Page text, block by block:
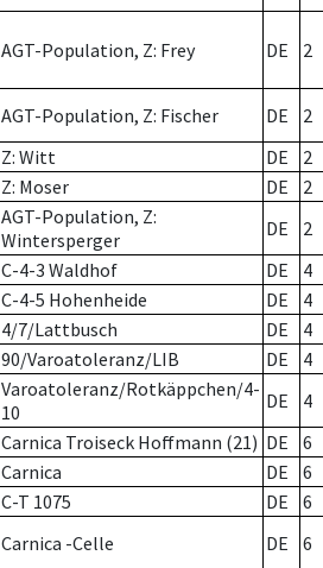
AGT-Population, Z: Frey DE 2
AGT-Population, Z: Fischer DE 2
Z: Witt DE 2
Z: Moser DE 2
AGT-Population, Z:
Wintersperger
DE 2
C-4-3 Waldhof DE 4
C-4-5 Hohenheide DE 4
4/7/Lattbusch DE 4
90/Varoatoleranz/LIB DE 4
Varoatoleranz/Rotkäppchen/4-
10
DE 4
Carnica Troiseck Hoffmann (21) DE 6
Carnica DE 6
C-T 1075 DE 6
Carnica -Celle DE 6